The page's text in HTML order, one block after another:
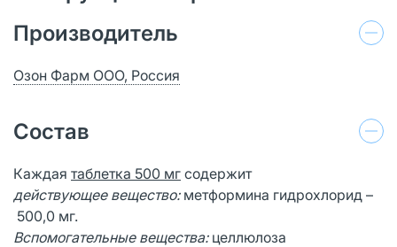
Производитель
Озон Фарм ООО, Россия
Состав
Каждая таблетка 500 мг содержит
действующее вещество:метформина гидрохлорид –
500,0 мг.
Вспомогательные вещества: целлюлоза